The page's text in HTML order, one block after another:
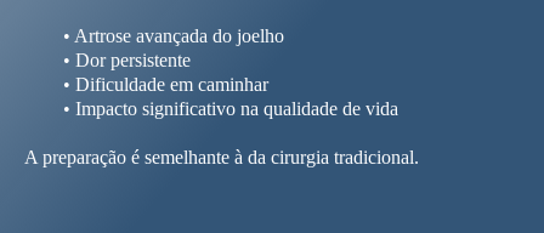
• Artrose avançada do joelho
• Dor persistente
• Dificuldade em caminhar
• Impacto significativo na qualidade de vida
A preparação é semelhante à da cirurgia tradicional.